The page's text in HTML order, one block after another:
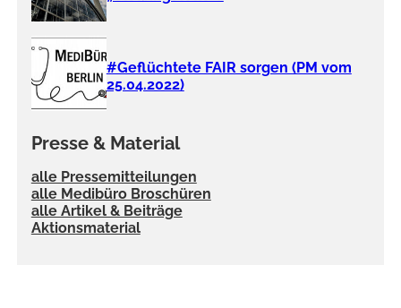
#Geflüchtete FAIR sorgen (PM vom
25.04.2022)
Presse & Material
alle Pressemitteilungen
alle Medibüro Broschüren
alle Artikel & Beiträge
Aktionsmaterial